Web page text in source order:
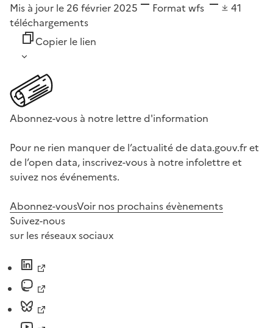
Mis à jour le 26 février 2025 Format wfs
41
téléchargements
Copier le lien
Abonnez-vous à notre lettre d'information
Pour ne rien manquer de l’actualité de data.gouv.fr et
de l’open data, inscrivez-vous à notre infolettre et
suivez nos événements.
Abonnez-vousVoir nos prochains évènements
Suivez-nous
sur les réseaux sociaux